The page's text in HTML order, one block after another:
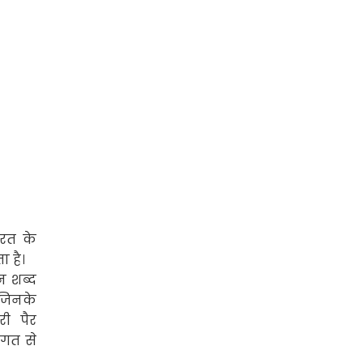
के
है।
शब्द
जिनके
पैर
से